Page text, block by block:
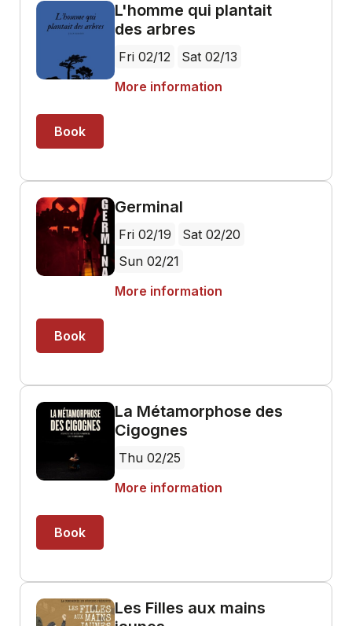
L'homme qui plantait
des arbres
Fri 02/12
Sat 02/13
More information
Book
Germinal
Fri 02/19
Sat 02/20
Sun 02/21
More information
Book
La Métamorphose des
Cigognes
Thu 02/25
More information
Book
Les Filles aux mains